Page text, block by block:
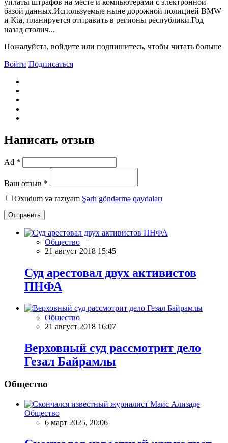
уплаты штрафов на месте и компьютерами с электронной
базой данных.Используемые ныне дорожной полицией BMW
и Kia, планируется отправить в регионы республики.Год
назад столич...
Пожалуйста, войдите или подпишитесь, чтобы читать больше
Войти Подписаться
Написать отзыв
Ad *
Ваш отзыв *
Oxudum və razıyam Şərh göndərmə qaydaları
Отправить
Общество
21 август 2018 15:45
Суд арестовал двух активистов
ПНФА
Общество
21 август 2018 16:07
Верховный суд рассмотрит дело
Гезал Байрамлы
Общество
Общество
6 март 2025, 20:06